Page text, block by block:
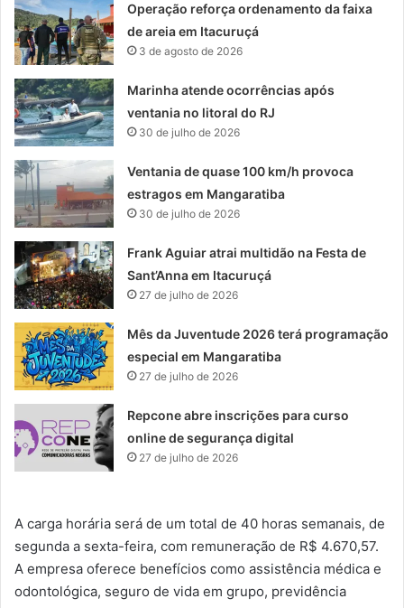
Operação reforça ordenamento da faixa
de areia em Itacuruçá
3 de agosto de 2026
Marinha atende ocorrências após
ventania no litoral do RJ
30 de julho de 2026
Ventania de quase 100 km/h provoca
estragos em Mangaratiba
30 de julho de 2026
Frank Aguiar atrai multidão na Festa de
Sant’Anna em Itacuruçá
27 de julho de 2026
Mês da Juventude 2026 terá programação
especial em Mangaratiba
27 de julho de 2026
Repcone abre inscrições para curso
online de segurança digital
27 de julho de 2026
A carga horária será de um total de 40 horas semanais, de
segunda a sexta-feira, com remuneração de R$ 4.670,57.
A empresa oferece benefícios como assistência médica e
odontológica, seguro de vida em grupo, previdência